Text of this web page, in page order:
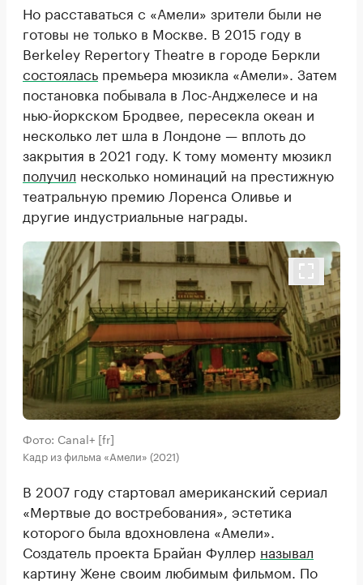
Но расставаться с «Амели» зрители были не
готовы не только в Москве. В 2015 году в
Berkeley Repertory Theatre в городе Беркли
состоялась премьера мюзикла «Амели». Затем
постановка побывала в Лос-Анджелесе и на
нью-йоркском Бродвее, пересекла океан и
несколько лет шла в Лондоне — вплоть до
закрытия в 2021 году. К тому моменту мюзикл
получил несколько номинаций на престижную
театральную премию Лоренса Оливье и
другие индустриальные награды.
Фото: Canal+ [fr]
Кадр из фильма «Амели» (2021)
В 2007 году стартовал американский сериал
«Мертвые до востребования», эстетика
которого была вдохновлена «Амели».
Создатель проекта Брайан Фуллер называл
картину Жене своим любимым фильмом. По